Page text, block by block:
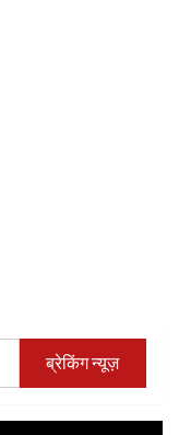
ब्रेकिंग न्यूज़